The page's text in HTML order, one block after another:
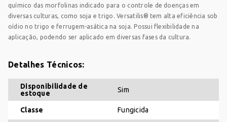
químico das morfolinas indicado para o controle de doenças em
diversas culturas, como soja e trigo. Versatilis® tem alta eficiência sob
oídio no trigo e ferrugem-asática na soja. Possui flexibilidade na
aplicação, podendo ser aplicado em diversas fases da cultura.
Detalhes Técnicos:
Disponibilidade de
estoque
Sim
Classe Fungicida